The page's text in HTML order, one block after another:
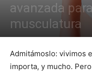
avanzada
musculatura
Admitámoslo: vivimos
importa, y mucho. Pero